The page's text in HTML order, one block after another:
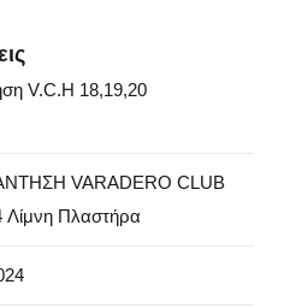
V.C.H 18,19,20
VARADERO CLUB
Λίμνη Πλαστήρα